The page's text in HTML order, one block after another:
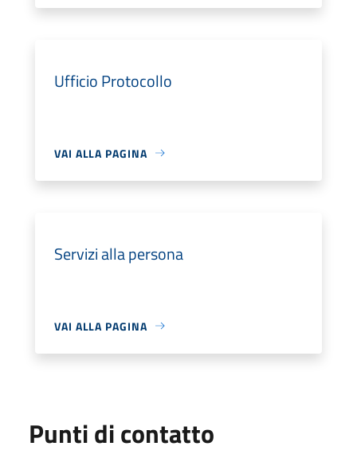
Ufficio Protocollo
VAI ALLA PAGINA
Servizi alla persona
VAI ALLA PAGINA
Punti di contatto